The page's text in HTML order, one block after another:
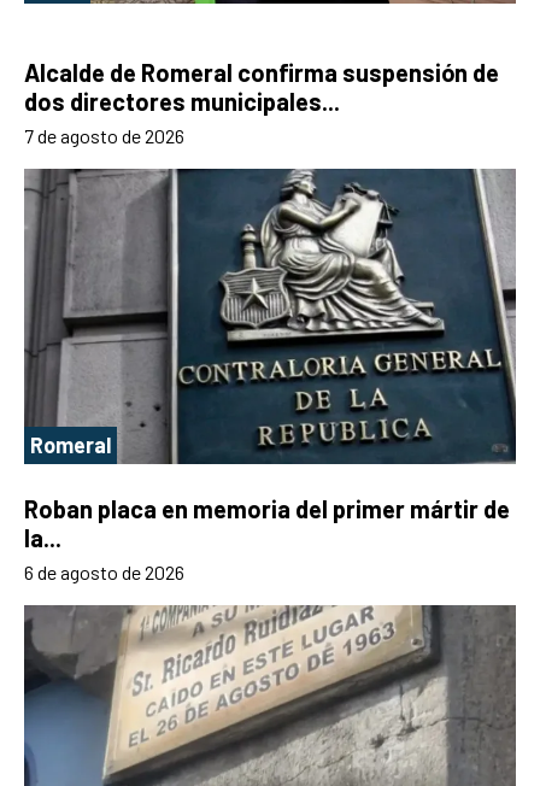
Alcalde de Romeral confirma suspensión de
dos directores municipales...
7 de agosto de 2026
Romeral
Roban placa en memoria del primer mártir de
la...
6 de agosto de 2026